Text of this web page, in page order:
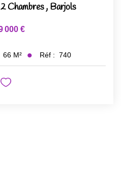
Chambres, Barjols
000 €
66 M² Réf : 740